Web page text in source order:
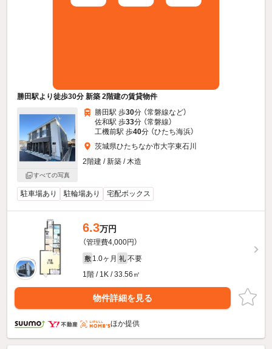
勝田駅より徒歩30分 新築 2階建の賃貸物件
すべての写真
勝田駅 歩30分 （常磐線など）
佐和駅 歩33分 （常磐線）
工機前駅 歩40分 （ひたち海浜）
茨城県ひたちなか市大字東石川
2階建 / 新築 / 木造
駐車場あり 駐輪場あり 宅配ボックス
6.3万円
（管理費4,000円）
敷 1.0ヶ月 礼 不要
1階 / 1K / 33.56㎡
物件詳細を見る
ほか提供